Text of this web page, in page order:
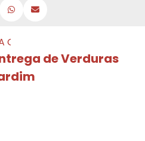
QUE FAZ ENTREGA DE
de Verduras